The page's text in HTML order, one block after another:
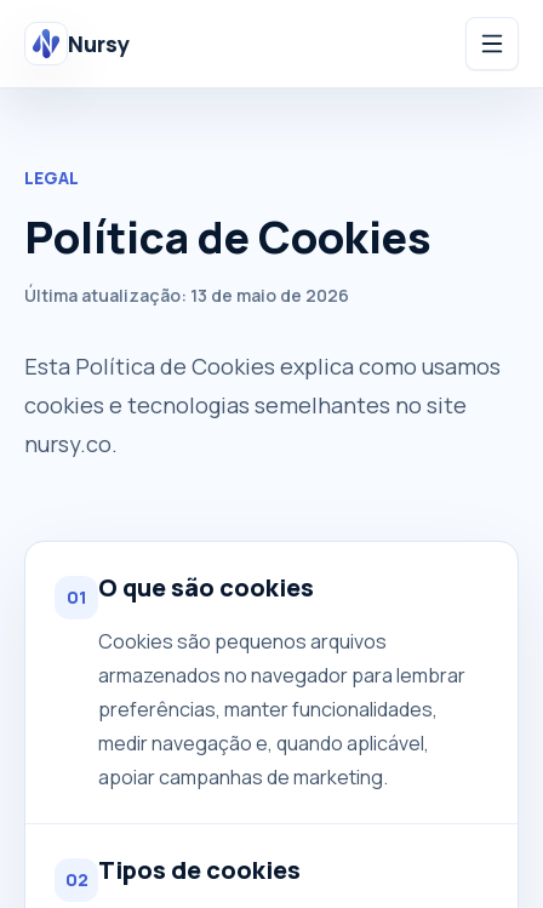
Nursy
LEGAL
Política de Cookies
Última atualização: 13 de maio de 2026
Esta Política de Cookies explica como usamos
cookies e tecnologias semelhantes no site
nursy.co.
01 O que são cookies
Cookies são pequenos arquivos
armazenados no navegador para lembrar
preferências, manter funcionalidades,
medir navegação e, quando aplicável,
apoiar campanhas de marketing.
02 Tipos de cookies